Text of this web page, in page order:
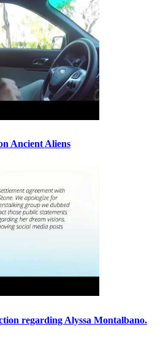
Ancient Aliens
regarding Alyssa Montalbano.